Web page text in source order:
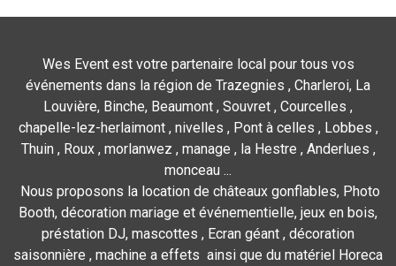
Wes Event est votre partenaire local pour tous vos
événements dans la région de Trazegnies , Charleroi, La
Louvière, Binche, Beaumont , Souvret , Courcelles ,
chapelle-lez-herlaimont , nivelles , Pont à celles , Lobbes ,
Thuin , Roux , morlanwez , manage , la Hestre , Anderlues ,
monceau ...
Nous proposons la location de châteaux gonflables, Photo
Booth, décoration mariage et événementielle, jeux en bois,
préstation DJ, mascottes , Ecran géant , décoration
saisonnière , machine a effets ainsi que du matériel Horeca